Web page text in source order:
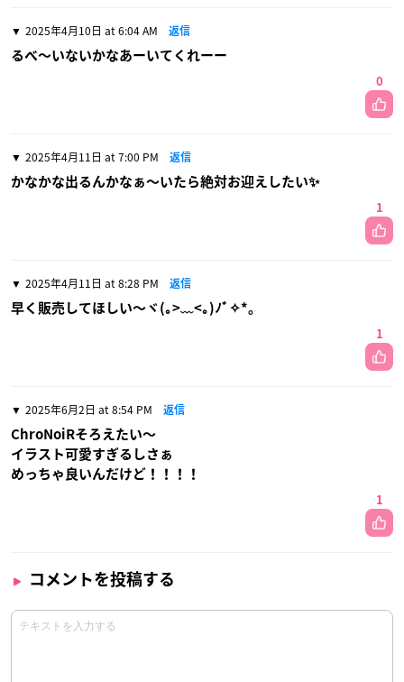
2025年4月10日 at 6:04 AM 返信
るべ〜いないかなあーいてくれーー
0
2025年4月11日 at 7:00 PM 返信
かなかな出るんかなぁ〜いたら絶対お迎えしたい✨️
1
2025年4月11日 at 8:28 PM 返信
早く販売してほしい〜ヾ(｡>﹏<｡)ﾉﾞ✧*。
1
2025年6月2日 at 8:54 PM 返信
ChroNoiRそろえたい〜
イラスト可愛すぎるしさぁ
めっちゃ良いんだけど！！！！
1
コメントを投稿する